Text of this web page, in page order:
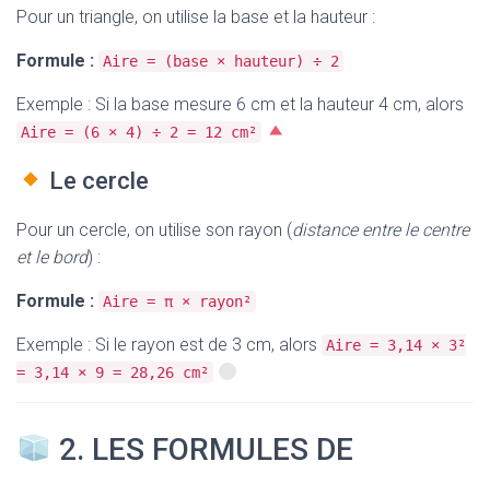
Pour un triangle, on utilise la base et la hauteur :
Formule : Aire = (base × hauteur) ÷ 2
Exemple : Si la base mesure 6 cm et la hauteur 4 cm, alors
Aire = (6 × 4) ÷ 2 = 12 cm²
Le cercle
Pour un cercle, on utilise son rayon (distance entre le centre
et le bord) :
Formule : Aire = π × rayon²
Exemple : Si le rayon est de 3 cm, alors Aire = 3,14 × 3²
= 3,14 × 9 = 28,26 cm²
2. LES FORMULES DE